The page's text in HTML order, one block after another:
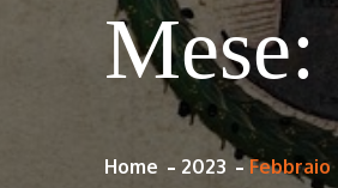
Mese:
Home 2023 Febbraio